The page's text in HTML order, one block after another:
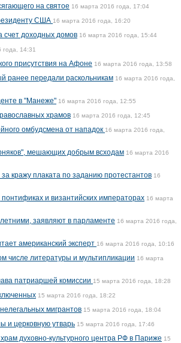
на святое 16 марта 2016 года, 17:04
США 16 марта 2016 года, 16:20
счет доходных домов 16 марта 2016 года, 15:44
года, 14:31
присутствия на Афоне 16 марта 2016 года, 13:58
ранее передали раскольникам 16 марта 2016 года,
в "Манеже" 16 марта 2016 года, 12:55
храмов 16 марта 2016 года, 12:45
омбудсмена от нападок 16 марта 2016 года,
мешающих добрым всходам 16 марта 2016
кражу плаката по заданию протестантов 16
и византийских императорах 16 марта
заявляют в парламенте 16 марта 2016 года,
американский эксперт 16 марта 2016 года, 10:16
числе литературы и мультипликации 16 марта
патриаршей комиссии 15 марта 2016 года, 18:28
15 марта 2016 года, 18:22
мигрантов 15 марта 2016 года, 18:04
и церковную утварь 15 марта 2016 года, 17:46
духовно-культурного центра РФ в Париже 15